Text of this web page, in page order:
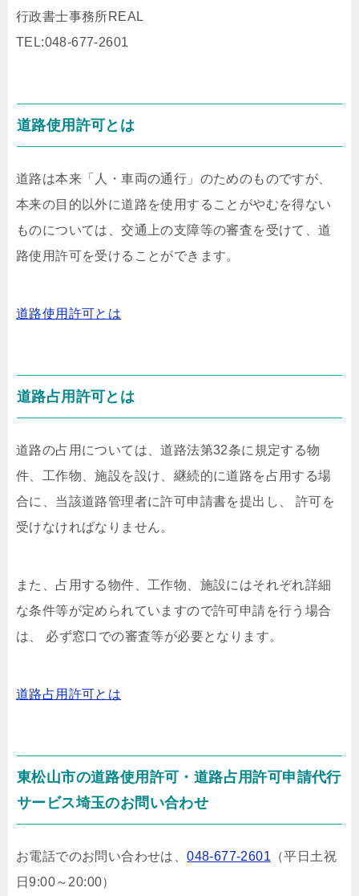
行政書士事務所REAL
TEL:048-677-2601
道路使用許可とは
道路は本来「人・車両の通行」のためのものですが、
本来の目的以外に道路を使用することがやむを得ない
ものについては、交通上の支障等の審査を受けて、道
路使用許可を受けることができます。
道路使用許可とは
道路占用許可とは
道路の占用については、道路法第32条に規定する物
件、工作物、施設を設け、継続的に道路を占用する場
合に、当該道路管理者に許可申請書を提出し、 許可を
受けなければなりません。
また、占用する物件、工作物、施設にはそれぞれ詳細
な条件等が定められていますので許可申請を行う場合
は、 必ず窓口での審査等が必要となります。
道路占用許可とは
東松山市の道路使用許可・道路占用許可申請代行
サービス埼玉のお問い合わせ
お電話でのお問い合わせは、048-677-2601 （平日土祝
日9:00～20:00）